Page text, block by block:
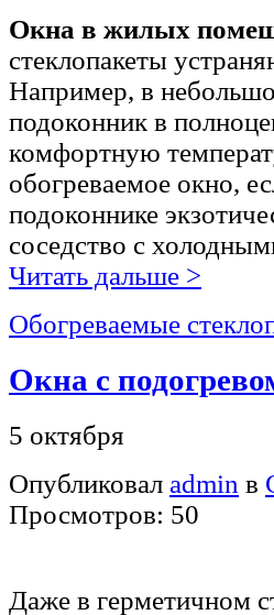
Окна в жилых
стеклопакеты
Например, в
подоконник в
комфортную
обогреваемое окно,
подоконнике
соседство с
Читать дальше >
Обогреваемые
Окна с
5 октября
Опубликовал admin в
Просмотров: 50
Даже в герметичном